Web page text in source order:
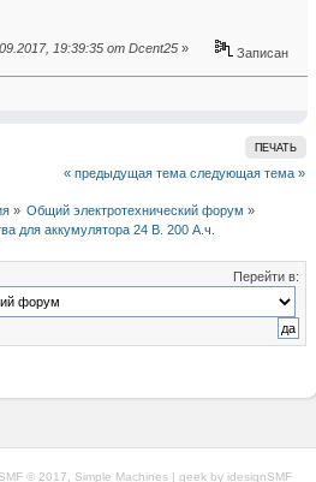
19:39:35 от Dcent25 » Записан
ПЕЧАТЬ
« предыдущая тема следующая тема »
» Общий электротехнический форум »
для аккумулятора 24 В. 200 А.ч.
Перейти в:
SMF © 2017 Simple Machines | geek by idesignSMF